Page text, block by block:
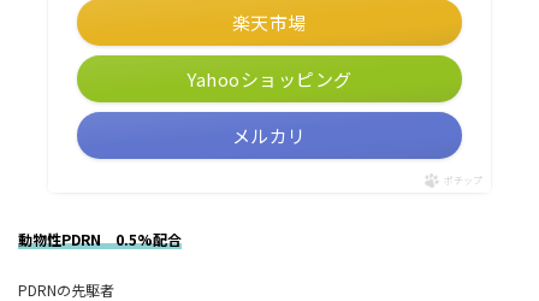
楽天市場
Yahooショッピング
メルカリ
ポチップ
動物性PDRN 0.5%配合
PDRNの先駆者